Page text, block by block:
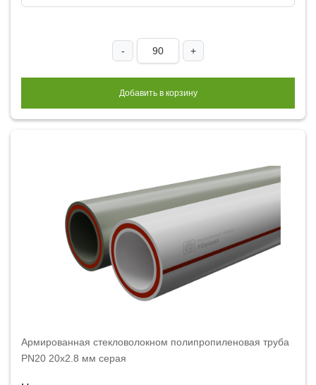
- +
Добавить в корзину
Армированная стекловолокном полипропиленовая труба
PN20 20x2.8 мм серая